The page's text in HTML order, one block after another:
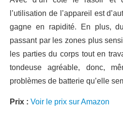
l’utilisation de l’appareil est
gagne en rapidité. En plus,
passant par les zones plus
les parties du corps tout en
tondeuse agréable, donc,
problèmes de batterie qu’elle
Prix : Voir le prix sur Amazon